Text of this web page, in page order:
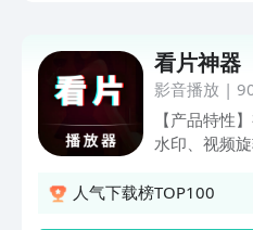
看片神器
影音播放 |
【产品特性
水印、视频
接、视频倒
人气下载榜TOP100